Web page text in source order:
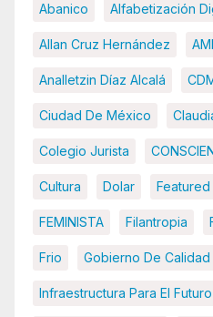
Abanico Alfabetización
Allan Cruz Hernández
Analletzin Díaz Alcalá
Ciudad De México
Colegio Jurista
Cultura Dolar Featured
FEMINISTA Filantropia
Frio Gobierno De Calidad
Infraestructura Para El Futuro